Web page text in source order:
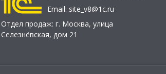
Email: site_v8@1c.ru
Отдел продаж: г. Москва, улица
Селезнёвская, дом 21